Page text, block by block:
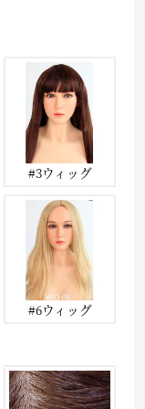
#3ウィッグ
#6ウィッグ